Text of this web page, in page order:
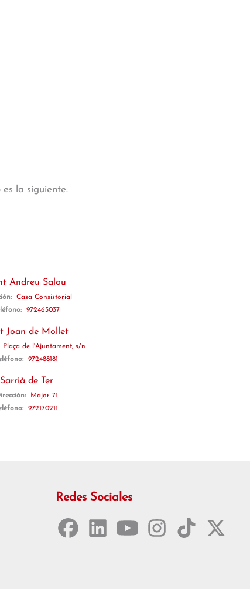
la siguiente:
Andreu Salou
Casa Consistorial
972463037
Joan de Mollet
Plaça de l'Ajuntament, s/n
972488181
Sarrià de Ter
Major 71
972170211
Redes Sociales